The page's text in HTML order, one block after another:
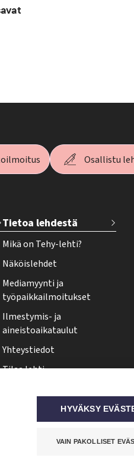
Osallistu
Tietoa lehdestä
Mikä on Tehy-lehti?
Näköislehdet
Mediamyynti ja
työpaikkailmoitukset
Ilmestymis- ja
aineistoaikataulut
Yhteystiedot
Tilaa lehti
Tehy-lehti somessaHYVÄKSY
VAIN PAKOLLISET